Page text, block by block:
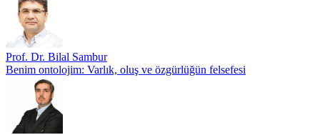
Prof. Dr. Bilal Sambur
Benim ontolojim: Varlık, oluş ve özgürlüğün felsefesi